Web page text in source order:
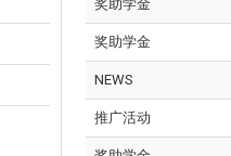
奖助学金
奖助学金
NEWS
推广活动